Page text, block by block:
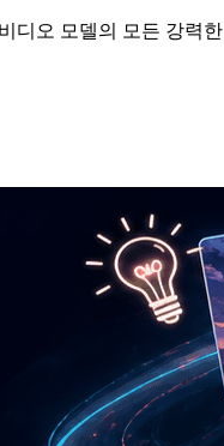
디오 모델의 모든 강력